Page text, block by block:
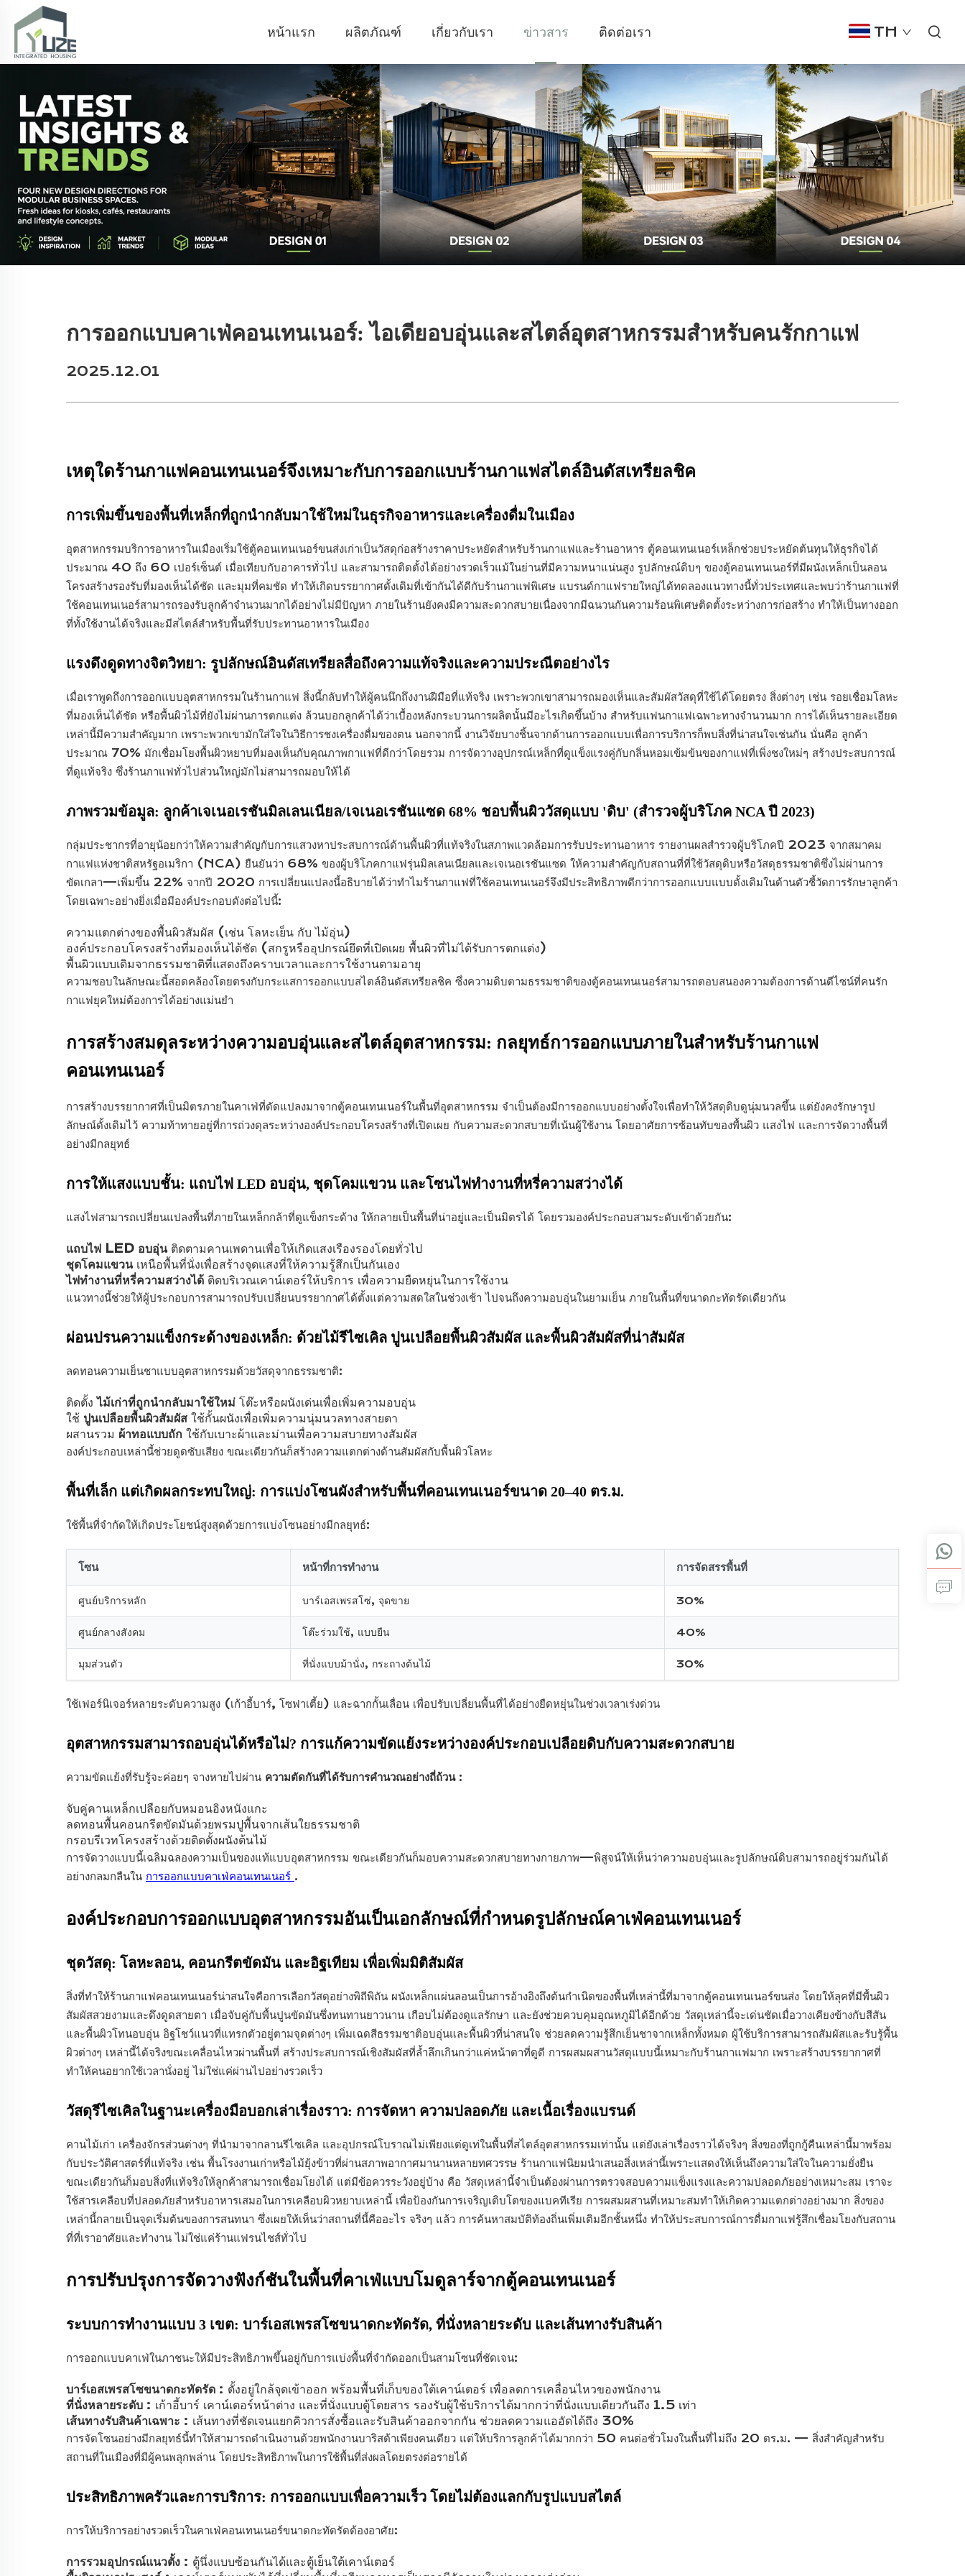
หน้าแรก ผลิตภัณฑ์ เกี่ยวกับเรา ข่าวสาร ติดต่อเรา TH
การออกแบบคาเฟ่คอนเทนเนอร์: ไอเดียอบอุ่นและสไตล์อุตสาหกรรมสำหรับคนรักกาแฟ
2025.12.01
เหตุใดร้านกาแฟคอนเทนเนอร์จึงเหมาะกับการออกแบบร้านกาแฟสไตล์อินดัสเทรียลชิค
การเพิ่มขึ้นของพื้นที่เหล็กที่ถูกนำกลับมาใช้ใหม่ในธุรกิจอาหารและเครื่องดื่มในเมือง
อุตสาหกรรมบริการอาหารในเมืองเริ่มใช้ตู้คอนเทนเนอร์ขนส่งเก่าเป็นวัสดุก่อสร้างราคาประหยัดสำหรับร้านกาแฟและร้านอาหาร ตู้คอนเทนเนอร์เหล็กช่วยประหยัดต้นทุนให้ธุรกิจได้
ประมาณ 40 ถึง 60 เปอร์เซ็นต์ เมื่อเทียบกับอาคารทั่วไป และสามารถติดตั้งได้อย่างรวดเร็วแม้ในย่านที่มีความหนาแน่นสูง รูปลักษณ์ดิบๆ ของตู้คอนเทนเนอร์ที่มีผนังเหล็กเป็นลอน
โครงสร้างรองรับที่มองเห็นได้ชัด และมุมที่คมชัด ทำให้เกิดบรรยากาศดั้งเดิมที่เข้ากันได้ดีกับร้านกาแฟพิเศษ แบรนด์กาแฟรายใหญ่ได้ทดลองแนวทางนี้ทั่วประเทศและพบว่าร้านกาแฟที่
ใช้คอนเทนเนอร์สามารถรองรับลูกค้าจำนวนมากได้อย่างไม่มีปัญหา ภายในร้านยังคงมีความสะดวกสบายเนื่องจากมีฉนวนกันความร้อนพิเศษติดตั้งระหว่างการก่อสร้าง ทำให้เป็นทางออก
ที่ทั้งใช้งานได้จริงและมีสไตล์สำหรับพื้นที่รับประทานอาหารในเมือง
แรงดึงดูดทางจิตวิทยา: รูปลักษณ์อินดัสเทรียลสื่อถึงความแท้จริงและความประณีตอย่างไร
เมื่อเราพูดถึงการออกแบบอุตสาหกรรมในร้านกาแฟ สิ่งนี้กลับทำให้ผู้คนนึกถึงงานฝีมือที่แท้จริง เพราะพวกเขาสามารถมองเห็นและสัมผัสวัสดุที่ใช้ได้โดยตรง สิ่งต่างๆ เช่น รอยเชื่อมโลหะ
ที่มองเห็นได้ชัด หรือพื้นผิวไม้ที่ยังไม่ผ่านการตกแต่ง ล้วนบอกลูกค้าได้ว่าเบื้องหลังกระบวนการผลิตนั้นมีอะไรเกิดขึ้นบ้าง สำหรับแฟนกาแฟเฉพาะทางจำนวนมาก การได้เห็นรายละเอียด
เหล่านี้มีความสำคัญมาก เพราะพวกเขามักใส่ใจในวิธีการชงเครื่องดื่มของตน นอกจากนี้ งานวิจัยบางชิ้นจากด้านการออกแบบเพื่อการบริการก็พบสิ่งที่น่าสนใจเช่นกัน นั่นคือ ลูกค้า
ประมาณ 70% มักเชื่อมโยงพื้นผิวหยาบที่มองเห็นกับคุณภาพกาแฟที่ดีกว่าโดยรวม การจัดวางอุปกรณ์เหล็กที่ดูแข็งแรงคู่กับกลิ่นหอมเข้มข้นของกาแฟที่เพิ่งชงใหม่ๆ สร้างประสบการณ์
ที่ดูแท้จริง ซึ่งร้านกาแฟทั่วไปส่วนใหญ่มักไม่สามารถมอบให้ได้
ภาพรวมข้อมูล: ลูกค้าเจเนอเรชันมิลเลนเนียล/เจเนอเรชันแซด 68% ชอบพื้นผิววัสดุแบบ 'ดิบ' (สำรวจผู้บริโภค NCA ปี 2023)
กลุ่มประชากรที่อายุน้อยกว่าให้ความสำคัญกับการแสวงหาประสบการณ์ด้านพื้นผิวที่แท้จริงในสภาพแวดล้อมการรับประทานอาหาร รายงานผลสำรวจผู้บริโภคปี 2023 จากสมาคม
กาแฟแห่งชาติสหรัฐอเมริกา (NCA) ยืนยันว่า 68% ของผู้บริโภคกาแฟรุ่นมิลเลนเนียลและเจเนอเรชันแซด ให้ความสำคัญกับสถานที่ที่ใช้วัสดุดิบหรือวัสดุธรรมชาติซึ่งไม่ผ่านการ
ขัดเกลา—เพิ่มขึ้น 22% จากปี 2020 การเปลี่ยนแปลงนี้อธิบายได้ว่าทำไมร้านกาแฟที่ใช้คอนเทนเนอร์จึงมีประสิทธิภาพดีกว่าการออกแบบแบบดั้งเดิมในด้านตัวชี้วัดการรักษาลูกค้า
โดยเฉพาะอย่างยิ่งเมื่อมีองค์ประกอบดังต่อไปนี้:
ความแตกต่างของพื้นผิวสัมผัส (เช่น โลหะเย็น กับ ไม้อุ่น)
องค์ประกอบโครงสร้างที่มองเห็นได้ชัด (สกรูหรืออุปกรณ์ยึดที่เปิดเผย พื้นผิวที่ไม่ได้รับการตกแต่ง)
พื้นผิวแบบเดิมจากธรรมชาติที่แสดงถึงคราบเวลาและการใช้งานตามอายุ
ความชอบในลักษณะนี้สอดคล้องโดยตรงกับกระแสการออกแบบสไตล์อินดัสเทรียลชิค ซึ่งความดิบตามธรรมชาติของตู้คอนเทนเนอร์สามารถตอบสนองความต้องการด้านดีไซน์ที่คนรัก
กาแฟยุคใหม่ต้องการได้อย่างแม่นยำ
การสร้างสมดุลระหว่างความอบอุ่นและสไตล์อุตสาหกรรม: กลยุทธ์การออกแบบภายในสำหรับร้านกาแฟ
คอนเทนเนอร์
การสร้างบรรยากาศที่เป็นมิตรภายในคาเฟ่ที่ดัดแปลงมาจากตู้คอนเทนเนอร์ในพื้นที่อุตสาหกรรม จำเป็นต้องมีการออกแบบอย่างตั้งใจเพื่อทำให้วัสดุดิบดูนุ่มนวลขึ้น แต่ยังคงรักษารูป
ลักษณ์ดั้งเดิมไว้ ความท้าทายอยู่ที่การถ่วงดุลระหว่างองค์ประกอบโครงสร้างที่เปิดเผย กับความสะดวกสบายที่เน้นผู้ใช้งาน โดยอาศัยการซ้อนทับของพื้นผิว แสงไฟ และการจัดวางพื้นที่
อย่างมีกลยุทธ์
การให้แสงแบบชั้น: แถบไฟ LED อบอุ่น, ชุดโคมแขวน และโซนไฟทำงานที่หรี่ความสว่างได้
แสงไฟสามารถเปลี่ยนแปลงพื้นที่ภายในเหล็กกล้าที่ดูแข็งกระด้าง ให้กลายเป็นพื้นที่น่าอยู่และเป็นมิตรได้ โดยรวมองค์ประกอบสามระดับเข้าด้วยกัน:
แถบไฟ LED อบอุ่น ติดตามคานเพดานเพื่อให้เกิดแสงเรืองรองโดยทั่วไป
ชุดโคมแขวน เหนือพื้นที่นั่งเพื่อสร้างจุดแสงที่ให้ความรู้สึกเป็นกันเอง
ไฟทำงานที่หรี่ความสว่างได้ ติดบริเวณเคาน์เตอร์ให้บริการ เพื่อความยืดหยุ่นในการใช้งาน
แนวทางนี้ช่วยให้ผู้ประกอบการสามารถปรับเปลี่ยนบรรยากาศได้ตั้งแต่ความสดใสในช่วงเช้า ไปจนถึงความอบอุ่นในยามเย็น ภายในพื้นที่ขนาดกะทัดรัดเดียวกัน
ผ่อนปรนความแข็งกระด้างของเหล็ก: ด้วยไม้รีไซเคิล ปูนเปลือยพื้นผิวสัมผัส และพื้นผิวสัมผัสที่น่าสัมผัส
ลดทอนความเย็นชาแบบอุตสาหกรรมด้วยวัสดุจากธรรมชาติ:
ติดตั้งไม้เก่าที่ถูกนำกลับมาใช้ใหม่ โต๊ะหรือผนังเด่นเพื่อเพิ่มความอบอุ่น
ใช้ ปูนเปลือยพื้นผิวสัมผัส ใช้กั้นผนังเพื่อเพิ่มความนุ่มนวลทางสายตา
ผสานรวม ผ้าทอแบบถัก ใช้กับเบาะผ้าและม่านเพื่อความสบายทางสัมผัส
องค์ประกอบเหล่านี้ช่วยดูดซับเสียง ขณะเดียวกันก็สร้างความแตกต่างด้านสัมผัสกับพื้นผิวโลหะ
พื้นที่เล็ก แต่เกิดผลกระทบใหญ่: การแบ่งโซนผังสำหรับพื้นที่คอนเทนเนอร์ขนาด 20–40 ตร.ม.
ใช้พื้นที่จำกัดให้เกิดประโยชน์สูงสุดด้วยการแบ่งโซนอย่างมีกลยุทธ์:
โซน หน้าที่การทำงาน การจัดสรรพื้นที่
ศูนย์บริการหลัก บาร์เอสเพรสโซ่, จุดขาย 30%
ศูนย์กลางสังคม โต๊ะร่วมใช้, แบบยืน 40%
มุมส่วนตัว ที่นั่งแบบม้านั่ง, กระถางต้นไม้ 30%
ใช้เฟอร์นิเจอร์หลายระดับความสูง (เก้าอี้บาร์, โซฟาเตี้ย) และฉากกั้นเลื่อน เพื่อปรับเปลี่ยนพื้นที่ได้อย่างยืดหยุ่นในช่วงเวลาเร่งด่วน
อุตสาหกรรมสามารถอบอุ่นได้หรือไม่? การแก้ความขัดแย้งระหว่างองค์ประกอบเปลือยดิบกับความสะดวกสบาย
ความขัดแย้งที่รับรู้จะค่อยๆ จางหายไปผ่าน ความตัดกันที่ได้รับการคำนวณอย่างถี่ถ้วน :
จับคู่คานเหล็กเปลือยกับหมอนอิงหนังแกะ
ลดทอนพื้นคอนกรีตขัดมันด้วยพรมปูพื้นจากเส้นใยธรรมชาติ
กรอบรีเวทโครงสร้างด้วยติดตั้งผนังต้นไม้
การจัดวางแบบนี้เฉลิมฉลองความเป็นของแท้แบบอุตสาหกรรม ขณะเดียวกันก็มอบความสะดวกสบายทางกายภาพ—พิสูจน์ให้เห็นว่าความอบอุ่นและรูปลักษณ์ดิบสามารถอยู่ร่วมกันได้
อย่างกลมกลืนใน การออกแบบคาเฟ่คอนเทนเนอร์ .
องค์ประกอบการออกแบบอุตสาหกรรมอันเป็นเอกลักษณ์ที่กำหนดรูปลักษณ์คาเฟ่คอนเทนเนอร์
ชุดวัสดุ: โลหะลอน, คอนกรีตขัดมัน และอิฐเทียม เพื่อเพิ่มมิติสัมผัส
สิ่งที่ทำให้ร้านกาแฟคอนเทนเนอร์น่าสนใจคือการเลือกวัสดุอย่างพิถีพิถัน ผนังเหล็กแผ่นลอนเป็นการอ้างอิงถึงต้นกำเนิดของพื้นที่เหล่านี้ที่มาจากตู้คอนเทนเนอร์ขนส่ง โดยให้ลุคที่มีพื้นผิว
สัมผัสสวยงามและดึงดูดสายตา เมื่อจับคู่กับพื้นปูนขัดมันซึ่งทนทานยาวนาน เกือบไม่ต้องดูแลรักษา และยังช่วยควบคุมอุณหภูมิได้อีกด้วย วัสดุเหล่านี้จะเด่นชัดเมื่อวางเคียงข้างกับสีสัน
และพื้นผิวโทนอบอุ่น อิฐโชว์แนวที่แทรกตัวอยู่ตามจุดต่างๆ เพิ่มเฉดสีธรรมชาติอบอุ่นและพื้นผิวที่น่าสนใจ ช่วยลดความรู้สึกเย็นชาจากเหล็กทั้งหมด ผู้ใช้บริการสามารถสัมผัสและรับรู้พื้น
ผิวต่างๆ เหล่านี้ได้จริงขณะเคลื่อนไหวผ่านพื้นที่ สร้างประสบการณ์เชิงสัมผัสที่ล้ำลึกเกินกว่าแค่หน้าตาที่ดูดี การผสมผสานวัสดุแบบนี้เหมาะกับร้านกาแฟมาก เพราะสร้างบรรยากาศที่
ทำให้คนอยากใช้เวลานั่งอยู่ ไม่ใช่แค่ผ่านไปอย่างรวดเร็ว
วัสดุรีไซเคิลในฐานะเครื่องมือบอกเล่าเรื่องราว: การจัดหา ความปลอดภัย และเนื้อเรื่องแบรนด์
คานไม้เก่า เครื่องจักรส่วนต่างๆ ที่นำมาจากลานรีไซเคิล และอุปกรณ์โบราณไม่เพียงแต่ดูเท่ในพื้นที่สไตล์อุตสาหกรรมเท่านั้น แต่ยังเล่าเรื่องราวได้จริงๆ สิ่งของที่ถูกกู้คืนเหล่านี้มาพร้อม
กับประวัติศาสตร์ที่แท้จริง เช่น พื้นโรงงานเก่าหรือไม้ยุ้งข้าวที่ผ่านสภาพอากาศมานานหลายทศวรรษ ร้านกาแฟนิยมนำเสนอสิ่งเหล่านี้เพราะแสดงให้เห็นถึงความใส่ใจในความยั่งยืน
ขณะเดียวกันก็มอบสิ่งที่แท้จริงให้ลูกค้าสามารถเชื่อมโยงได้ แต่มีข้อควรระวังอยู่บ้าง คือ วัสดุเหล่านี้จำเป็นต้องผ่านการตรวจสอบความแข็งแรงและความปลอดภัยอย่างเหมาะสม เราจะ
ใช้สารเคลือบที่ปลอดภัยสำหรับอาหารเสมอในการเคลือบผิวหยาบเหล่านี้ เพื่อป้องกันการเจริญเติบโตของแบคทีเรีย การผสมผสานที่เหมาะสมทำให้เกิดความแตกต่างอย่างมาก สิ่งของ
เหล่านี้กลายเป็นจุดเริ่มต้นของการสนทนา ซึ่งเผยให้เห็นว่าสถานที่นี้คืออะไร จริงๆ แล้ว การค้นหาสมบัติท้องถิ่นเพิ่มเติมอีกชั้นหนึ่ง ทำให้ประสบการณ์การดื่มกาแฟรู้สึกเชื่อมโยงกับสถาน
ที่ที่เราอาศัยและทำงาน ไม่ใช่แค่ร้านแฟรนไชส์ทั่วไป
การปรับปรุงการจัดวางฟังก์ชันในพื้นที่คาเฟ่แบบโมดูลาร์จากตู้คอนเทนเนอร์
ระบบการทำงานแบบ 3 เขต: บาร์เอสเพรสโซขนาดกะทัดรัด, ที่นั่งหลายระดับ และเส้นทางรับสินค้า
การออกแบบคาเฟ่ในภาชนะให้มีประสิทธิภาพขึ้นอยู่กับการแบ่งพื้นที่จำกัดออกเป็นสามโซนที่ชัดเจน:
บาร์เอสเพรสโซขนาดกะทัดรัด : ตั้งอยู่ใกล้จุดเข้าออก พร้อมพื้นที่เก็บของใต้เคาน์เตอร์ เพื่อลดการเคลื่อนไหวของพนักงาน
ที่นั่งหลายระดับ : เก้าอี้บาร์ เคาน์เตอร์หน้าต่าง และที่นั่งแบบตู้โดยสาร รองรับผู้ใช้บริการได้มากกว่าที่นั่งแบบเดียวกันถึง 1.5 เท่า
เส้นทางรับสินค้าเฉพาะ : เส้นทางที่ชัดเจนแยกคิวการสั่งซื้อและรับสินค้าออกจากกัน ช่วยลดความแออัดได้ถึง 30%
การจัดโซนอย่างมีกลยุทธ์นี้ทำให้สามารถดำเนินงานด้วยพนักงานบาริสต้าเพียงคนเดียว แต่ให้บริการลูกค้าได้มากกว่า 50 คนต่อชั่วโมงในพื้นที่ไม่ถึง 20 ตร.ม. — สิ่งสำคัญสำหรับ
สถานที่ในเมืองที่มีผู้คนพลุกพล่าน โดยประสิทธิภาพในการใช้พื้นที่ส่งผลโดยตรงต่อรายได้
ประสิทธิภาพครัวและการบริการ: การออกแบบเพื่อความเร็ว โดยไม่ต้องแลกกับรูปแบบสไตล์
การให้บริการอย่างรวดเร็วในคาเฟ่คอนเทนเนอร์ขนาดกะทัดรัดต้องอาศัย:
การรวมอุปกรณ์แนวตั้ง : ตู้นึ่งแบบซ้อนกันได้และตู้เย็นใต้เคาน์เตอร์